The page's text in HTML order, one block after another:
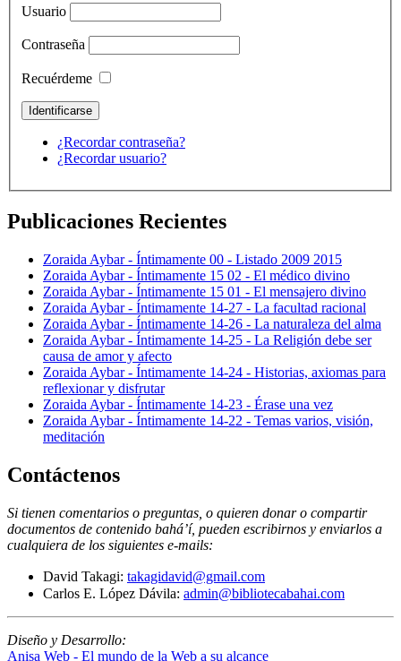
Usuario
Contraseña
Recuérdeme
¿Recordar contraseña?
¿Recordar usuario?
Publicaciones Recientes
Zoraida Aybar - Íntimamente 00 - Listado 2009 2015
Zoraida Aybar - Íntimamente 15 02 - El médico divino
Zoraida Aybar - Íntimamente 15 01 - El mensajero divino
Zoraida Aybar - Íntimamente 14-27 - La facultad racional
Zoraida Aybar - Íntimamente 14-26 - La naturaleza del alma
Zoraida Aybar - Íntimamente 14-25 - La Religión debe ser
causa de amor y afecto
Zoraida Aybar - Íntimamente 14-24 - Historias, axiomas para
reflexionar y disfrutar
Zoraida Aybar - Íntimamente 14-23 - Érase una vez
Zoraida Aybar - Íntimamente 14-22 - Temas varios, visión,
meditación
Contáctenos
Si tienen comentarios o preguntas, o quieren donar o compartir
documentos de contenido bahá’í, pueden escribirnos y enviarlos a
cualquiera de los siguientes e-mails:
David Takagi: takagidavid@gmail.com
Carlos E. López Dávila: admin@bibliotecabahai.com
Diseño y Desarrollo:
Anisa Web - El mundo de la Web a su alcance